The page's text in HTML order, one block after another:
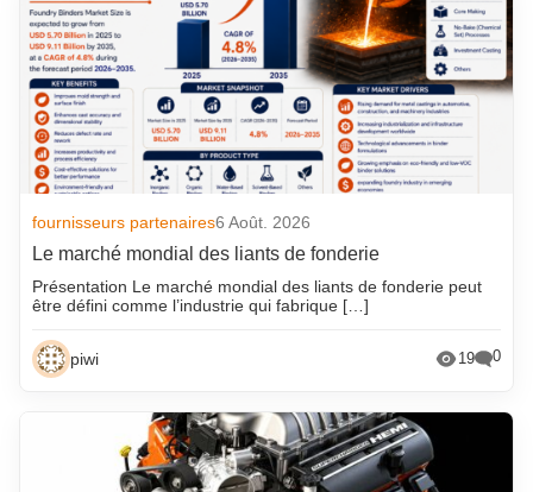
fournisseurs partenaires6 Août. 2026
Le marché mondial des liants de fonderie
Présentation Le marché mondial des liants de fonderie peut
être défini comme l’industrie qui fabrique […]
piwi 19 0